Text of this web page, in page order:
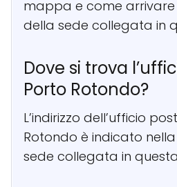
mappa e come
della sede collegata in
Dove si trova
Porto Rotondo?
L’indirizzo dell’ufficio
Rotondo è indicato
sede collegata in